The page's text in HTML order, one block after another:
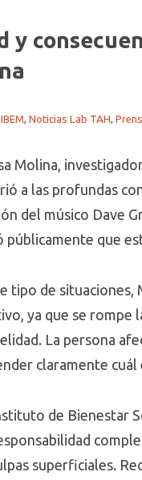
y
, Noticias Lab TAH,
Molina,
a las profundas
del músico Dave
públicamente que
tipo de situaciones,
ya que se rompe
La persona
claramente
de Bienestar
superficiales.